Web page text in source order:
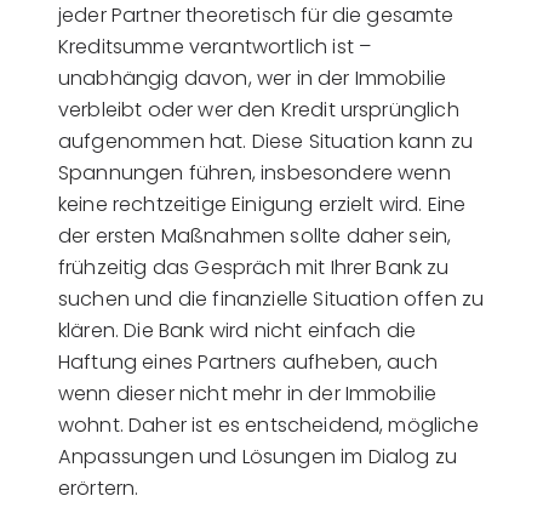
jeder Partner theoretisch für die gesamte
Kreditsumme verantwortlich ist –
unabhängig davon, wer in der Immobilie
verbleibt oder wer den Kredit ursprünglich
aufgenommen hat. Diese Situation kann zu
Spannungen führen, insbesondere wenn
keine rechtzeitige Einigung erzielt wird. Eine
der ersten Maßnahmen sollte daher sein,
frühzeitig das Gespräch mit Ihrer Bank zu
suchen und die finanzielle Situation offen zu
klären. Die Bank wird nicht einfach die
Haftung eines Partners aufheben, auch
wenn dieser nicht mehr in der Immobilie
wohnt. Daher ist es entscheidend, mögliche
Anpassungen und Lösungen im Dialog zu
erörtern.